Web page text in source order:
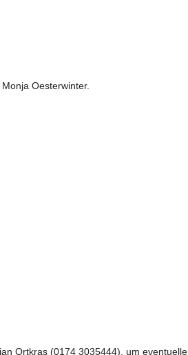
Oesterwinter.
Ortkras (0174 3035444), um eventuelle